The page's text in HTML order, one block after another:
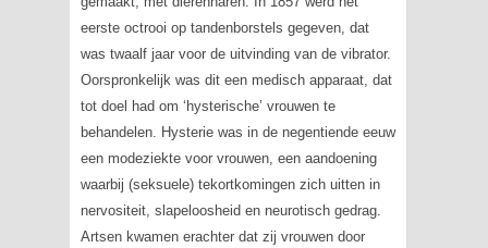
eerste octrooi op tandenborstels gegeven, dat
was twaalf jaar voor de uitvinding van de vibrator.
Oorspronkelijk was dit een medisch apparaat, dat
tot doel had om ‘hysterische’ vrouwen te
behandelen. Hysterie was in de negentiende eeuw
een modeziekte voor vrouwen, een aandoening
waarbij (seksuele) tekortkomingen zich uitten in
nervositeit, slapeloosheid en neurotisch gedrag.
Artsen kwamen erachter dat zij vrouwen door